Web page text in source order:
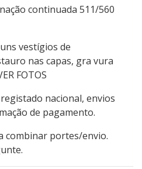
continuada 511/560
vestígios de
nas capas, gra vura
FOTOS
nacional, envios
de pagamento.
combinar portes/envio.